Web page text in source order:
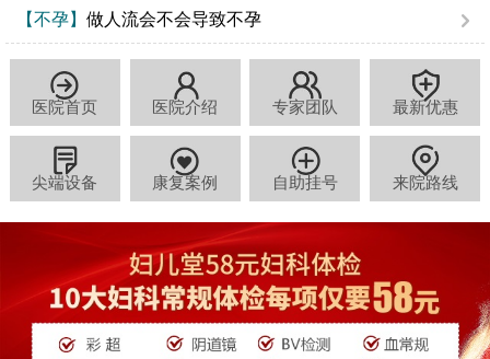
【不孕】 做人流会不会导致不孕
医院首页 医院介绍 专家团队 最新优惠
尖端设备 康复案例 自助挂号 来院路线